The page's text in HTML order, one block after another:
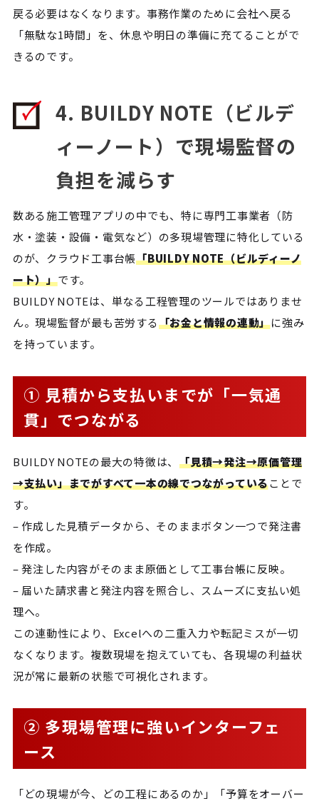
戻る必要はなくなります。事務作業のために会社へ戻る
「無駄な1時間」を、休息や明日の準備に充てることがで
きるのです。
4. BUILDY NOTE（ビルデ
ィーノート）で現場監督の
負担を減らす
数ある施工管理アプリの中でも、特に専門工事業者（防
水・塗装・設備・電気など）の多現場管理に特化している
のが、クラウド工事台帳「BUILDY NOTE（ビルディーノ
ート）」です。
BUILDY NOTEは、単なる工程管理のツールではありませ
ん。現場監督が最も苦労する「お金と情報の連動」に強み
を持っています。
① 見積から支払いまでが「一気通
貫」でつながる
BUILDY NOTEの最大の特徴は、 「見積→発注→原価管理
→支払い」までがすべて一本の線でつながっていることで
す。
– 作成した見積データから、そのままボタン一つで発注書
を作成。
– 発注した内容がそのまま原価として工事台帳に反映。
– 届いた請求書と発注内容を照合し、スムーズに支払い処
理へ。
この連動性により、Excelへの二重入力や転記ミスが一切
なくなります。複数現場を抱えていても、各現場の利益状
況が常に最新の状態で可視化されます。
② 多現場管理に強いインターフェ
ース
「どの現場が今、どの工程にあるのか」「予算をオーバー